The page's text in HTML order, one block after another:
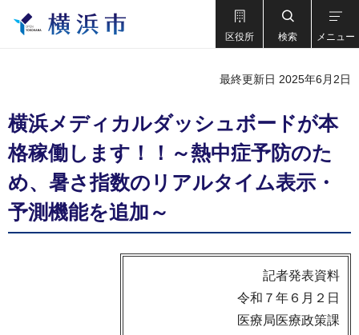
区役所 検索 メニュー
最終更新日 2025年6月2日
横浜メディカルダッシュボードが本
格稼働します！！～熱中症予防のた
め、暑さ指数のリアルタイム表示・
予測機能を追加～
記者発表資料
令和７年６月２日
医療局医療政策課